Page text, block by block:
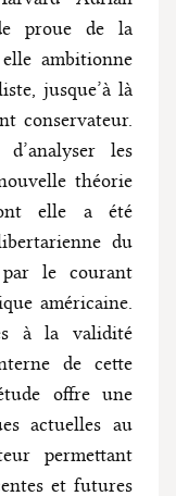
proue de la
ambitionne
jusque’à là
conservateur.
les
théorie
elle a été
du
par le courant
américaine.
à la validité
de cette
offre une
actuelles au
permettant
et futures